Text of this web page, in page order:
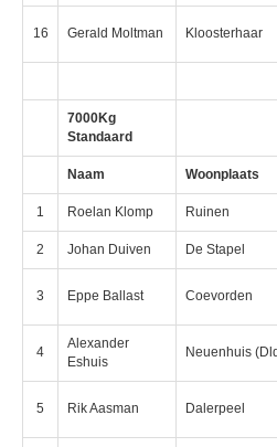
16 Gerald Moltman Kloosterhaar
7000Kg
Standaard
Naam Woonplaats
1 Roelan Klomp Ruinen
2 Johan Duiven De Stapel
3 Eppe Ballast Coevorden
4
Alexander
Eshuis
Neuenhuis
5 Rik Aasman Dalerpeel